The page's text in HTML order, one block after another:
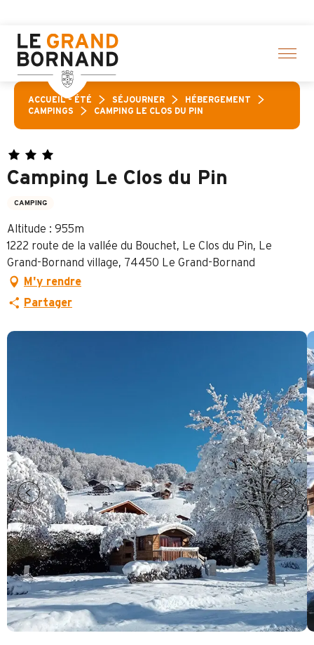
contenu
principal
ACCUEIL – ÉTÉ SÉJOURNER
HÉBERGEMENT
CAMPINGS
CAMPING LE CLOS DU PIN
Camping Le Clos du Pin
CAMPING
Altitude : 955m
1222 route de la vallée du Bouchet, Le Clos du Pin, Le
Grand-Bornand village, 74450 Le Grand-Bornand
M'y rendre
Partager